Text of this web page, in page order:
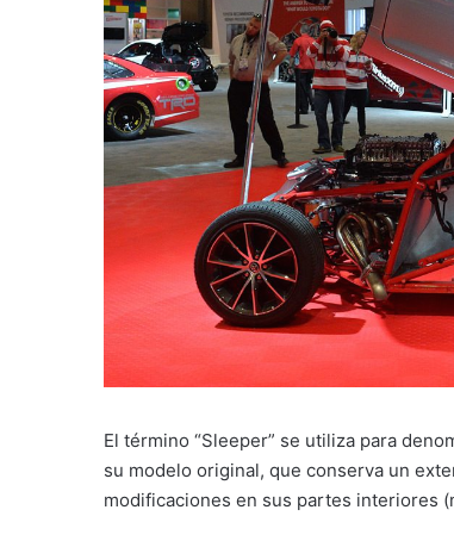
El término “Sleeper” se utiliza para
su modelo original, que conserva un
modificaciones en sus partes interiores